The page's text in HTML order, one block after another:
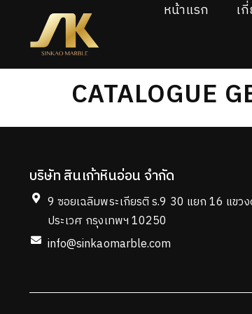
หน้าแรก เ
CATALOGUE
บริษัท สินเก้าหินอ่อน จำกัด
9 ซอยเฉลิมพระเกียรติ ร.9 30 แยก 16 แขว
ประเวศ กรุงเทพฯ 10250
info@sinkaomarble.com